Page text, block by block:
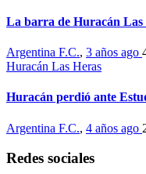
La barra de Huracán Las
Argentina F.C., 3 años ago
Huracán Las Heras
Huracán perdió ante
Argentina F.C., 4 años ago
Redes sociales